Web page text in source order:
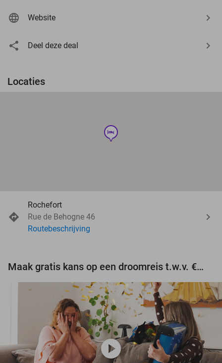
Website
Deel deze deal
Locaties
hotel
Rochefort
Rue de Behogne 46
Routebeschrijving
Maak gratis kans op een droomreis t.w.v. €3.000!
play_circle